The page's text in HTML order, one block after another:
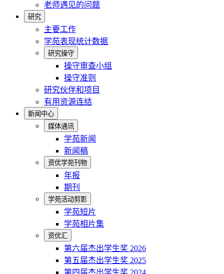
老师遇见的问题
研究
主要工作
学苑表现统计数据
研究操守
操守审查小组
操守准则
研究伙伴和项目
有用资源连结
新闻中心
媒体通讯
学苑新闻
新闻稿
资优学苑刊物
年报
期刊
学苑活动剪影
学苑短片
学苑相片集
资优汇
第六届杰出学生奖 2026
第五届杰出学生奖 2025
第四届杰出学生奖 2024